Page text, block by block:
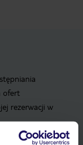
ofert
rezerwacji w